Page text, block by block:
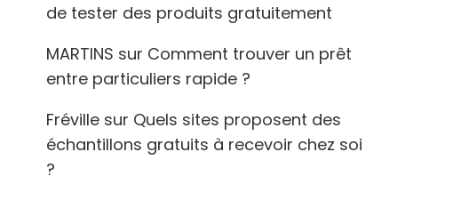
de tester des produits gratuitement
MARTINS sur Comment trouver un prêt
entre particuliers rapide ?
Fréville sur Quels sites proposent des
échantillons gratuits à recevoir chez soi
?